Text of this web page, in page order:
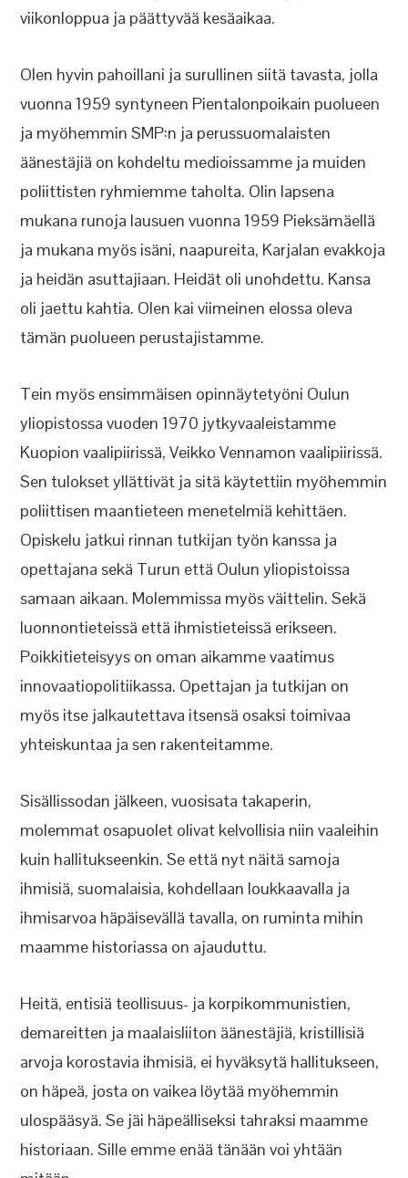
viikonloppua ja päättyvää kesäaikaa.
Olen hyvin pahoillani ja surullinen siitä tavasta, jolla
vuonna 1959 syntyneen Pientalonpoikain puolueen
ja myöhemmin SMP:n ja perussuomalaisten
äänestäjiä on kohdeltu medioissamme ja muiden
poliittisten ryhmiemme taholta. Olin lapsena
mukana runoja lausuen vuonna 1959 Pieksämäellä
ja mukana myös isäni, naapureita, Karjalan evakkoja
ja heidän asuttajiaan. Heidät oli unohdettu. Kansa
oli jaettu kahtia. Olen kai viimeinen elossa oleva
tämän puolueen perustajistamme.
Tein myös ensimmäisen opinnäytetyöni Oulun
yliopistossa vuoden 1970 jytkyvaaleistamme
Kuopion vaalipiirissä, Veikko Vennamon vaalipiirissä.
Sen tulokset yllättivät ja sitä käytettiin myöhemmin
poliittisen maantieteen menetelmiä kehittäen.
Opiskelu jatkui rinnan tutkijan työn kanssa ja
opettajana sekä Turun että Oulun yliopistoissa
samaan aikaan. Molemmissa myös väittelin. Sekä
luonnontieteissä että ihmistieteissä erikseen.
Poikkitieteisyys on oman aikamme vaatimus
innovaatiopolitiikassa. Opettajan ja tutkijan on
myös itse jalkautettava itsensä osaksi toimivaa
yhteiskuntaa ja sen rakenteitamme.
Sisällissodan jälkeen, vuosisata takaperin,
molemmat osapuolet olivat kelvollisia niin vaaleihin
kuin hallitukseenkin. Se että nyt näitä samoja
ihmisiä, suomalaisia, kohdellaan loukkaavalla ja
ihmisarvoa häpäisevällä tavalla, on ruminta mihin
maamme historiassa on ajauduttu.
Heitä, entisiä teollisuus- ja korpikommunistien,
demareitten ja maalaisliiton äänestäjiä, kristillisiä
arvoja korostavia ihmisiä, ei hyväksytä hallitukseen,
on häpeä, josta on vaikea löytää myöhemmin
ulospääsyä. Se jäi häpeälliseksi tahraksi maamme
historiaan. Sille emme enää tänään voi yhtään